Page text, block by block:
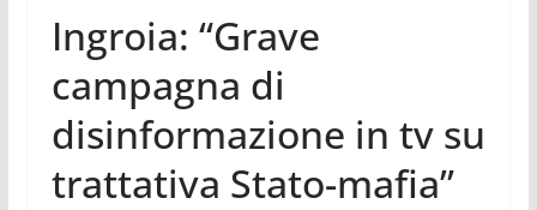
Ingroia: “Grave
campagna di
disinformazione in tv su
trattativa Stato-mafia”